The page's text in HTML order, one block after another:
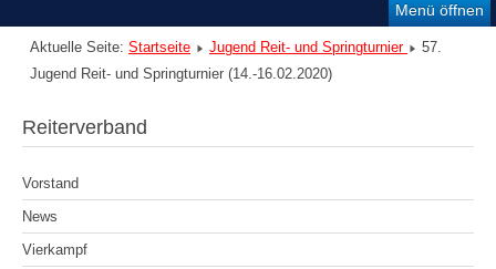
Menü öffnen
Aktuelle Seite: Startseite Jugend Reit- und Springturnier
57.
Jugend Reit- und Springturnier (14.-16.02.2020)
Reiterverband
Vorstand
News
Vierkampf